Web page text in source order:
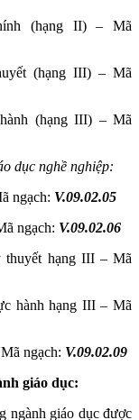
(hạng II) – Mã
(hạng III) – Mã
(hạng III) – Mã
dục nghề nghiệp:
ngạch: V.09.02.05
ngạch: V.09.02.06
thuyết hạng III – Mã
hành hạng III – Mã
ngạch: V.09.02.09
giáo dục:
ngành giáo dục được